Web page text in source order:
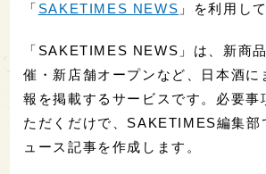
「 SAKETIMES NEWS 」を利用し
「SAKETIMES NEWS」は、新商
催・新店舗オープンなど、日本酒に
報を掲載するサービスです。必要事
ただくだけで、SAKETIMES編集部
ュース記事を作成します。